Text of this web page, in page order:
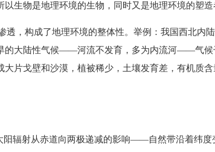
生物是地理环境的生物，同时又是地理环境的塑造
透，构成了地理环境的整体性。举例：我国西北内陆
的大陆性气候——河流不发育，多为内流河——气候
片戈壁和沙漠，植被稀少，土壤发育差，有机质含
阳辐射从赤道向两极递减的影响——自然带沿着纬度